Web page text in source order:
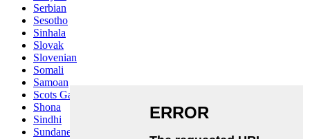
Serbian
Sesotho
Sinhala
Slovak
Slovenian
Somali
Samoan
Scots Gaelic
Shona
Sindhi
Sundanese